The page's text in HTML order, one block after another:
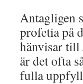
Antagligen
profetia på
hänvisar till
är det ofta
fulla